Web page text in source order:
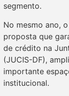
segmento.
No mesmo ano,
proposta que
de crédito na
(JUCIS-DF),
importante
institucional.